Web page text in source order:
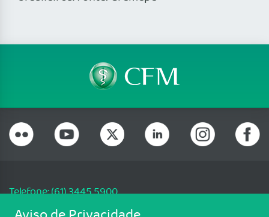
Telefone: (61) 3445 5900
Email: cfm@portalmedico.org.br